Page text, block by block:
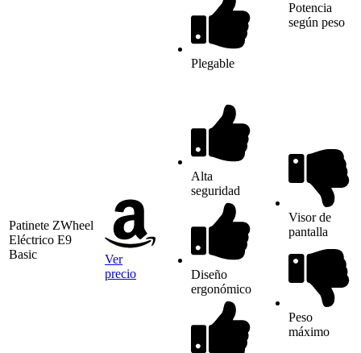
Plegable
Potencia
según peso
Patinete ZWheel
Eléctrico E9
Basic
Ver
precio
Alta
seguridad
Diseño
ergonómico
Visor de
pantalla
Peso
máximo